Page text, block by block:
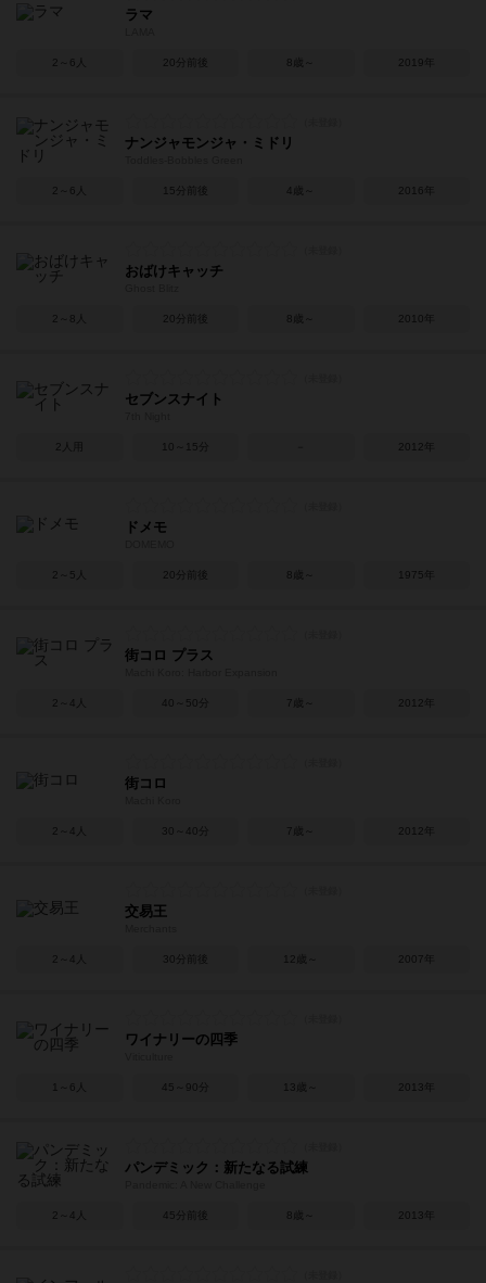
ラマ
2～6人 20分前後 8歳～ 2019年
ナンジャモンジャ・ミドリ
2～6人 15分前後 4歳～ 2016年
おばけキャッチ
2～8人 20分前後 8歳～ 2010年
セブンスナイト
2人用 10～15分 2012年
ドメモ
2～5人 20分前後 8歳～ 1975年
街コロ プラス
2～4人 40～50分 7歳～ 2012年
街コロ
2～4人 30～40分 7歳～ 2012年
交易王
2～4人 30分前後 12歳～ 2007年
ワイナリーの四季
1～6人 45～90分 13歳～ 2013年
パンデミック：新たなる試練
2～4人 45分前後 8歳～ 2013年